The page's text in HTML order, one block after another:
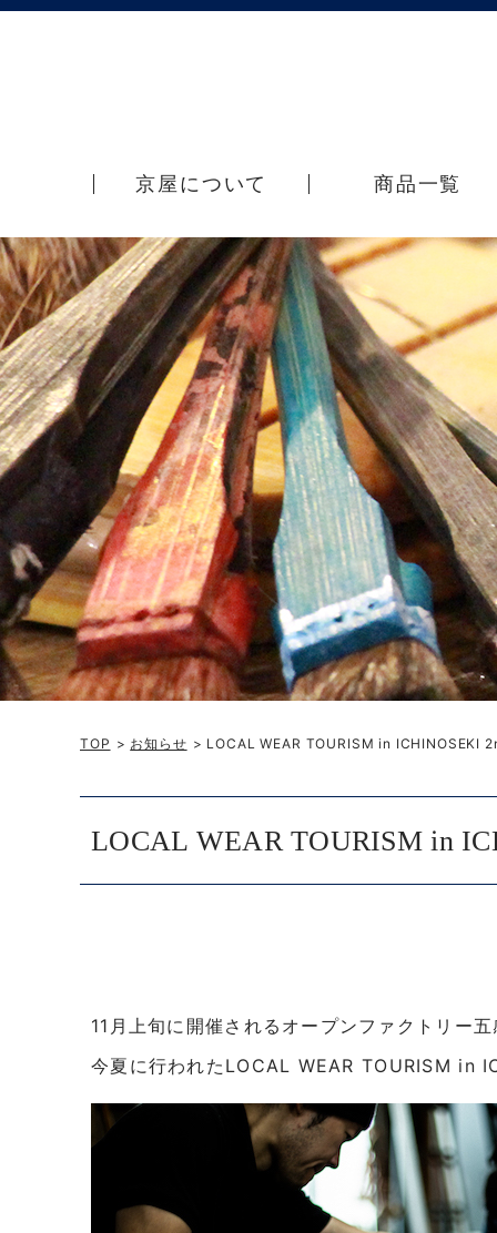
京屋について 商品一覧
TOP > お知らせ > LOCAL WEAR TOURISM in ICHINOSEKI
LOCAL WEAR TOURISM in
11月上旬に開催されるオープンファクトリー
今夏に行われたLOCAL WEAR TOURISM in